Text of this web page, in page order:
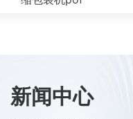
新闻中心